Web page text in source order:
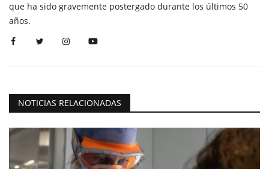
que ha sido gravemente postergado durante los últimos 50
años.
NOTICIAS RELACIONADAS